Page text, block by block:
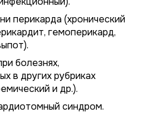
перикарда (хронический
гемоперикард,
болезнях,
в других рубриках
и др.).
синдром.